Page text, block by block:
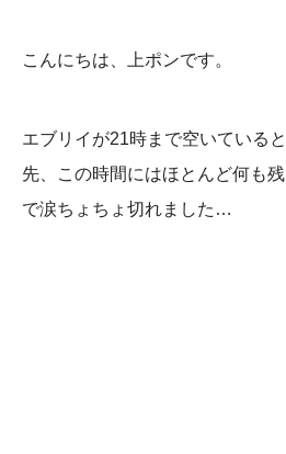
こんにちは、上ポンです。
エブリイが21時まで空いている
先、この時間にはほとんど何も
で涙ちょちょ切れました…